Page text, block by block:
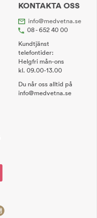
KONTAKTA OSS
info@medvetna.se
08 - 652 40 00
Kundtjänst
telefontider:
Helgfri mån-ons
kl. 09.00-13.00
Du når oss alltid på
info@medvetna.se